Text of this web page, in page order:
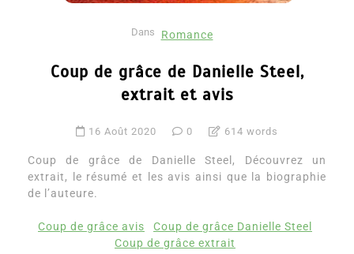
Dans Romance
Coup de grâce de Danielle Steel,
extrait et avis
16 Août 2020 0 614 words
Coup de grâce de Danielle Steel, Découvrez un
extrait, le résumé et les avis ainsi que la biographie
de l’auteure.
Coup de grâce avis
Coup de grâce Danielle Steel
Coup de grâce extrait